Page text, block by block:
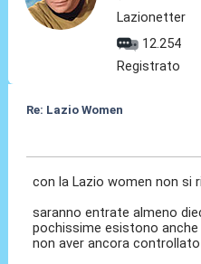
Lazionetter
12.254
Registrato
Re: Lazio Women
con la Lazio women non si
saranno entrate almeno
pochissime esistono
non aver ancora controllato